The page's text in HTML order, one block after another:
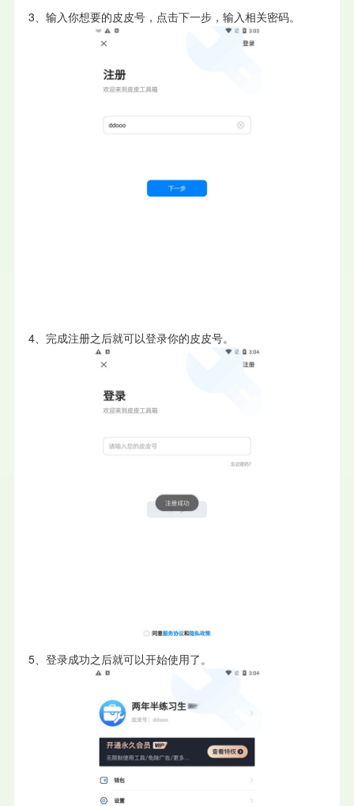
3、输入你想要的皮皮号，点击下一步，输入相关密码。
4、完成注册之后就可以登录你的皮皮号。
5、登录成功之后就可以开始使用了。